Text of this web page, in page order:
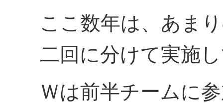
ここ数年は、あま
二回に分けて実施
Ｗは前半チームに